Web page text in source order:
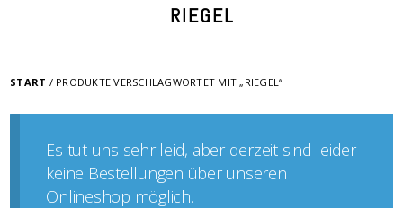
RIEGEL
START / PRODUKTE VERSCHLAGWORTET MIT „RIEGEL“
Es tut uns sehr leid, aber derzeit sind leider
keine Bestellungen über unseren
Onlineshop möglich.